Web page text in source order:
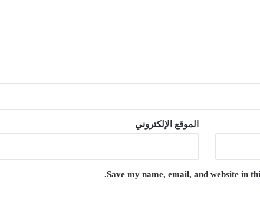
الموقع الإلكتروني
Save my name, email, and website in